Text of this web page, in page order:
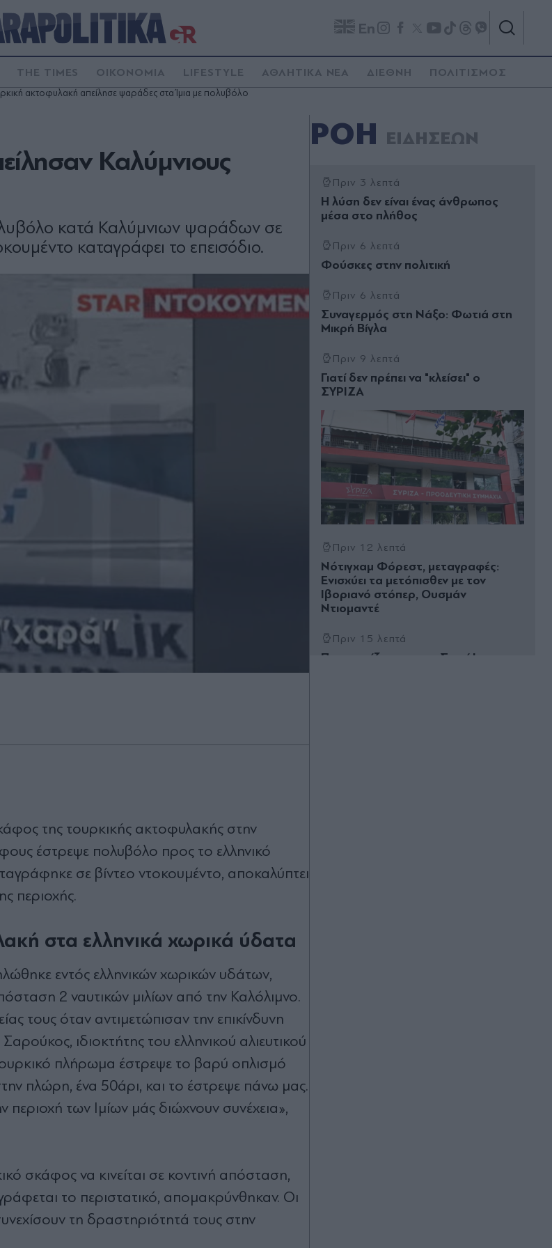
En
THE TIMES ΟΙΚΟΝΟΜΙΑ LIFESTYLE ΑΘΛΗΤΙΚΑ ΝΕΑ ΔΙΕΘΝΗ ΠΟΛΙΤΙΣΜΟΣ
ακτοφυλακή απείλησε ψαράδες στα Ίμια με πολυβόλο
Καλύμνιους
κατά Καλύμνιων ψαράδων σε
καταγράφει το επεισόδιο.
της τουρκικής ακτοφυλακής στην
έστρεψε πολυβόλο προς το ελληνικό
σε βίντεο ντοκουμέντο, αποκαλύπτει
περιοχής.
στα ελληνικά χωρικά ύδατα
εντός ελληνικών χωρικών υδάτων,
2 ναυτικών μιλίων από την Καλόλιμνο.
τους όταν αντιμετώπισαν την επικίνδυνη
ιδιοκτήτης του ελληνικού αλιευτικού
πλήρωμα έστρεψε το βαρύ οπλισμό
πλώρη, ένα 50άρι, και το έστρεψε πάνω μας.
των Ιμίων μάς διώχνουν συνέχεια»,
σκάφος να κινείται σε κοντινή απόσταση,
το περιστατικό, απομακρύνθηκαν. Οι
τη δραστηριότητά τους στην
ΡΟΗ ΕΙΔΗΣΕΩΝ
Πριν 3 λεπτά
Η λύση δεν είναι ένας άνθρωπος
µέσα στο πλήθος
Πριν 6 λεπτά
Φούσκες στην πολιτική
Πριν 6 λεπτά
Συναγερμός στη Νάξο: Φωτιά στη
Μικρή Βίγλα
Πριν 9 λεπτά
Γιατί δεν πρέπει να "κλείσει" ο
ΣΥΡΙΖΑ
Πριν 12 λεπτά
Νότιγχαμ Φόρεστ, μεταγραφές:
Ενισχύει τα μετόπισθεν με τον
Ιβοριανό στόπερ, Ουσμάν
Ντιομαντέ
Πριν 15 λεπτά
Προσεγγίζοντας τα… Στενά!